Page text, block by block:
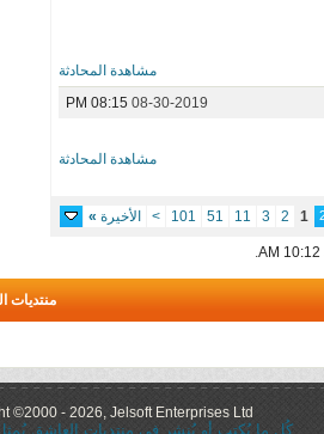
مشاهدة المحادثة
08-30-2019
08:15 PM
مشاهدة المحادثة
1
2
3
11
51
101
> الأخيرة »
10:12 AM
.
منتديات
©2000 - 2026, Jelsoft Enterprises Ltd.
كُل ما يُكتب أو يُنشر في منتديات العاشق